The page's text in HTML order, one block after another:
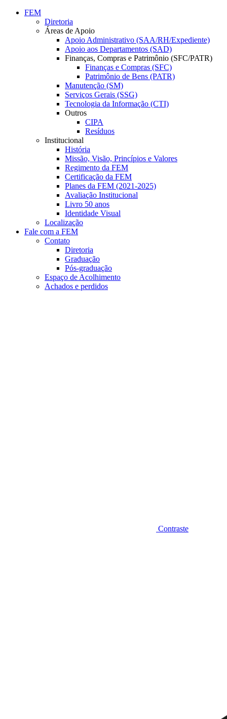
Conteúdo principal
FEM
Diretoria
Áreas de Apoio
Apoio Administrativo (SAA/RH/Expediente)
Apoio aos Departamentos (SAD)
Finanças, Compras e Patrimônio (SFC/PATR)
Finanças e Compras (SFC)
Patrimônio de Bens (PATR)
Manutenção (SM)
Serviços Gerais (SSG)
Tecnologia da Informação (CTI)
Outros
CIPA
Resíduos
Institucional
História
Missão, Visão, Princípios e Valores
Regimento da FEM
Certificação da FEM
Planes da FEM (2021-2025)
Avaliação Institucional
Livro 50 anos
Identidade Visual
Localização
Fale com a FEM
Contato
Diretoria
Graduação
Pós-graduação
Espaço de Acolhimento
Achados e perdidos
Contraste